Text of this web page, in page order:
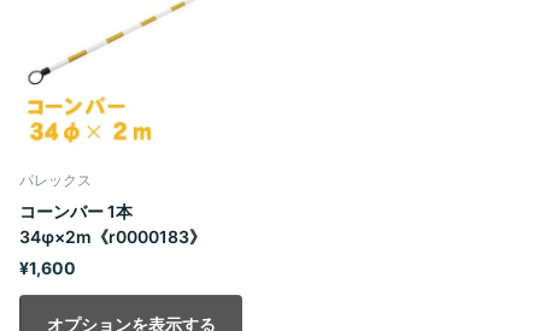
パレックス
コーンバー 1本
34φ×2m《r0000183》
¥1,600
オプションを表示する